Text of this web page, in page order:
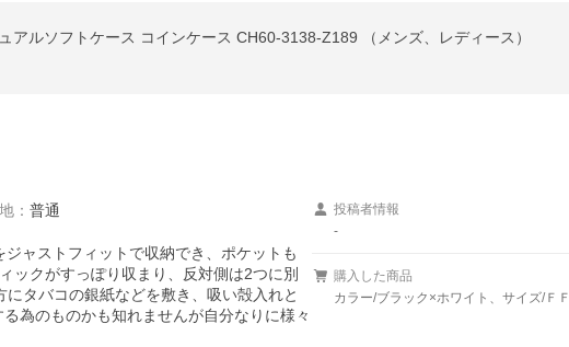
ルソフトケース コインケース CH60-3138-Z189 （メンズ、レディース）
： 普通
ャストフィットで収納でき、ポケットも
ックがすっぽり収まり、反対側は2つに別
タバコの銀紙などを敷き、吸い殻入れと
為のものかも知れませんが自分なりに様々
投稿者情報
-
購入した商品
カラー/ブラック×ホワイト、サイズ/ＦＦ